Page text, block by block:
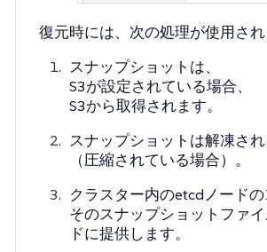
復元時には、次の処理が使用され
スナップショットは、
S3が設定されている場合、
S3から取得されます。
スナップショットは解凍さ
（圧縮されている場合）。
クラスター内のetcdノードの
そのスナップショットファ
ドに提供します。